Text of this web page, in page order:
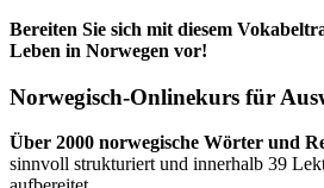
Bereiten Sie sich mit diesem
Leben in Norwegen vor!
Norwegisch-Onlinekurs für
Über 2000 norwegische Wörter und
sinnvoll strukturiert und innerhalb 39